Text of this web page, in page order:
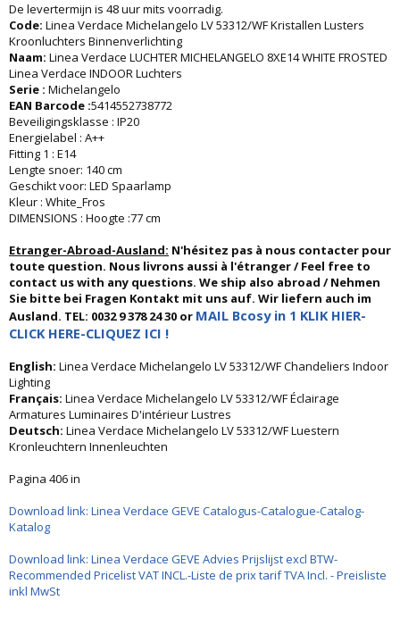
De levertermijn is 48 uur mits voorradig.
Code: Linea Verdace Michelangelo LV 53312/WF Kristallen Lusters
Kroonluchters Binnenverlichting
Naam: Linea Verdace LUCHTER MICHELANGELO 8XE14 WHITE FROSTED
Linea Verdace INDOOR Luchters
Serie : Michelangelo
EAN Barcode :5414552738772
Beveiligingsklasse : IP20
Energielabel : A++
Fitting 1 : E14
Lengte snoer: 140 cm
Geschikt voor: LED Spaarlamp
Kleur : White_Fros
DIMENSIONS : Hoogte :77 cm
Etranger-Abroad-Ausland: N'hésitez pas à nous contacter pour
toute question. Nous livrons aussi à l'étranger / Feel free to
contact us with any questions. We ship also abroad / Nehmen
Sie bitte bei Fragen Kontakt mit uns auf. Wir liefern auch im
Ausland. TEL: 0032 9 378 24 30 or MAIL Bcosy in 1 KLIK HIER-
CLICK HERE-CLIQUEZ ICI !
English: Linea Verdace Michelangelo LV 53312/WF Chandeliers Indoor
Lighting
Français: Linea Verdace Michelangelo LV 53312/WF Éclairage
Armatures Luminaires D'intérieur Lustres
Deutsch: Linea Verdace Michelangelo LV 53312/WF Luestern
Kronleuchtern Innenleuchten
Pagina 406 in
Download link: Linea Verdace GEVE Catalogus-Catalogue-Catalog-
Katalog
Download link: Linea Verdace GEVE Advies Prijslijst excl BTW-
Recommended Pricelist VAT INCL.-Liste de prix tarif TVA Incl. - Preisliste
inkl MwSt